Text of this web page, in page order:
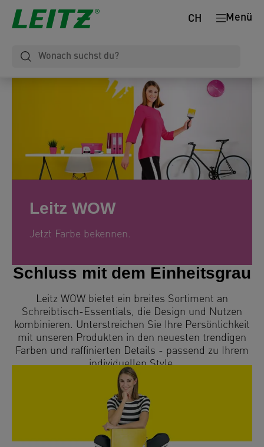
Menü
CH
Leitz WOW
Jetzt Farbe bekennen.
Schluss mit dem Einheitsgrau
Leitz WOW bietet ein breites Sortiment an
Schreibtisch-Essentials, die Design und Nutzen
kombinieren. Unterstreichen Sie Ihre Persönlichkeit
mit unseren Produkten in den neuesten trendigen
Farben und raffinierten Details - passend zu Ihrem
individuellen Style.